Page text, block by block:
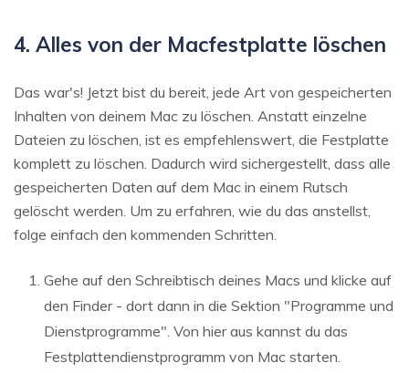
4. Alles von der Macfestplatte löschen
Das war's! Jetzt bist du bereit, jede Art von gespeicherten
Inhalten von deinem Mac zu löschen. Anstatt einzelne
Dateien zu löschen, ist es empfehlenswert, die Festplatte
komplett zu löschen. Dadurch wird sichergestellt, dass alle
gespeicherten Daten auf dem Mac in einem Rutsch
gelöscht werden. Um zu erfahren, wie du das anstellst,
folge einfach den kommenden Schritten.
Gehe auf den Schreibtisch deines Macs und klicke auf
den Finder - dort dann in die Sektion "Programme und
Dienstprogramme". Von hier aus kannst du das
Festplattendienstprogramm von Mac starten.